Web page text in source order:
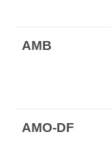
AMB
AMO-DF